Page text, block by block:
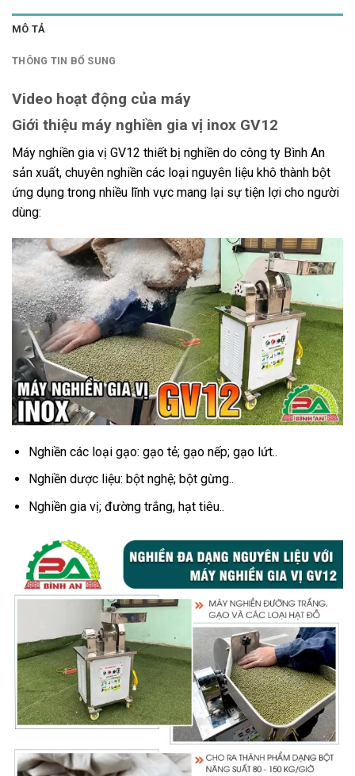
MÔ TẢ
THÔNG TIN BỔ SUNG
Video hoạt động của máy
Giới thiệu máy nghiền gia vị inox GV12
Máy nghiền gia vị GV12 thiết bị nghiền do công ty Bình An
sản xuất, chuyên nghiền các loại nguyên liệu khô thành bột
ứng dụng trong nhiều lĩnh vực mang lại sự tiện lợi cho người
dùng:
Nghiền các loại gạo: gạo tẻ; gạo nếp; gạo lứt..
Nghiền dược liệu: bột nghệ; bột gừng..
Nghiền gia vị; đường trắng, hạt tiêu..